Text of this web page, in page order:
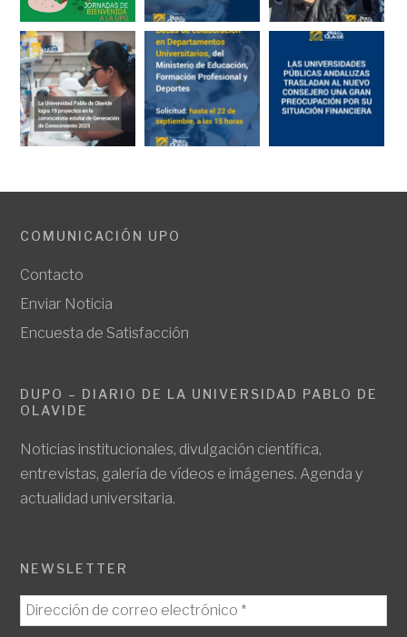
COMUNICACIÓN UPO
Contacto
Enviar Noticia
Encuesta de Satisfacción
DUPO – DIARIO DE LA UNIVERSIDAD PABLO DE
OLAVIDE
Noticias institucionales, divulgación científica,
entrevistas, galería de vídeos e imágenes. Agenda y
actualidad universitaria.
NEWSLETTER